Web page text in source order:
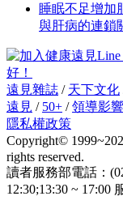
睡眠不足增加
與肝病的連鎖
好！
遠見雜誌 / 天下文化
遠見 / 50+ /領導影
隱私權政策
Copyright©
rights reserved.
讀者服務部電話：
12:30;13:30 ~ 17:00